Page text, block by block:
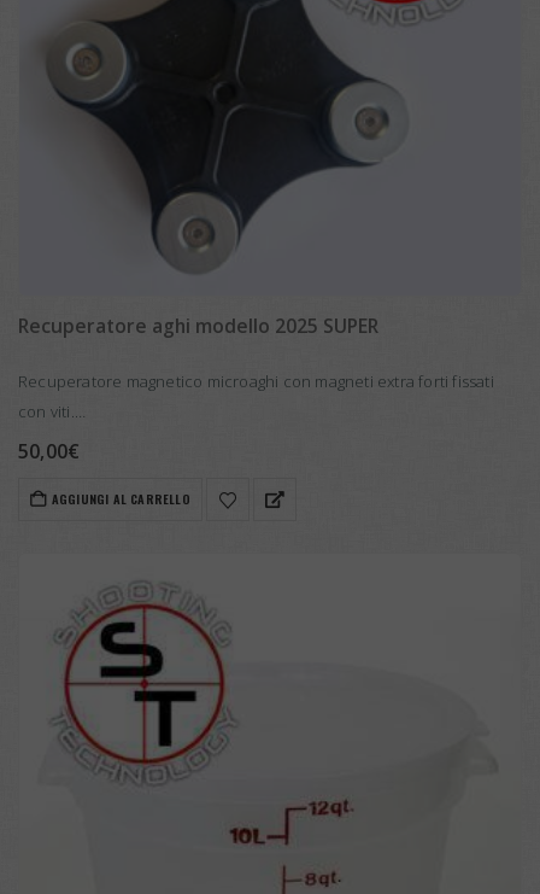
Recuperatore aghi modello 2025 SUPER
Recuperatore magnetico microaghi con magneti extra forti fissati
con viti.
Questo nuovo modello annulla quasi totalmente la perdita di
50,00€
AGGIUNGI AL CARRELLO